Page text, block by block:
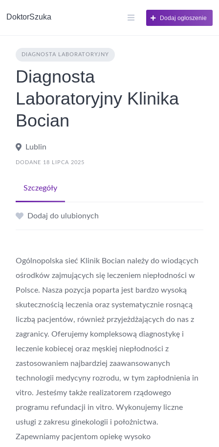
DoktorSzuka Dodaj ogłoszenie
DIAGNOSTA LABORATORYJNY
Diagnosta
Laboratoryjny Klinika
Bocian
Lublin
DODANE 18 LIPCA 2025
Szczegóły
Dodaj do ulubionych
Ogólnopolska sieć Klinik Bocian należy do wiodących
ośrodków zajmujących się leczeniem niepłodności w
Polsce. Nasza pozycja poparta jest bardzo wysoką
skutecznością leczenia oraz systematycznie rosnącą
liczbą pacjentów, również przyjeżdżających do nas z
zagranicy. Oferujemy kompleksową diagnostykę i
leczenie kobiecej oraz męskiej niepłodności z
zastosowaniem najbardziej zaawansowanych
technologii medycyny rozrodu, w tym zapłodnienia in
vitro. Jesteśmy także realizatorem rządowego
programu refundacji in vitro. Wykonujemy liczne
usługi z zakresu ginekologii i położnictwa.
Zapewniamy pacjentom opiekę wysoko